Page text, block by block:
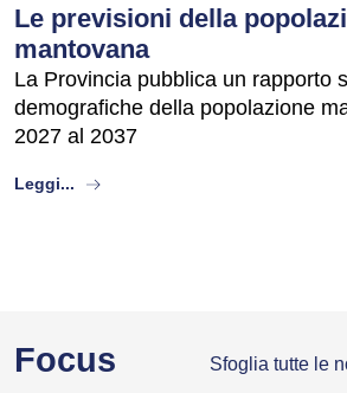
Le previsioni della
mantovana
La Provincia pubblica un rapporto
demografiche della popolazione
2027 al 2037
Leggi... about
Focus Sfoglia tutte le